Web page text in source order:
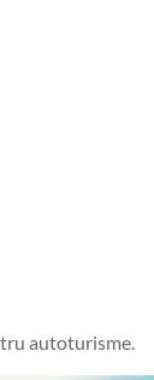
autoturisme.